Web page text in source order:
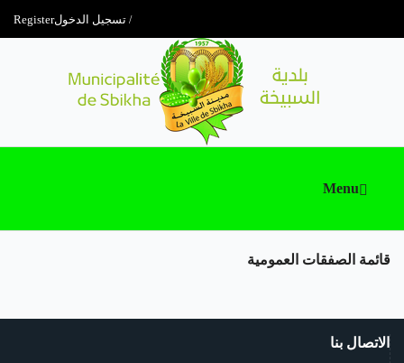
تسجيل الدخولRegister
Menu
قائمة الصفقات العمومية
الاتصال بنا